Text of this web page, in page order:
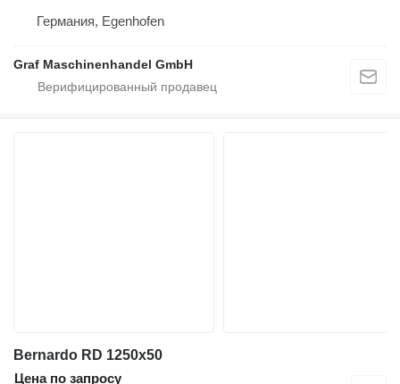
Германия, Egenhofen
Graf Maschinenhandel GmbH
Bernardo RD 1250x50
Цена по запросу